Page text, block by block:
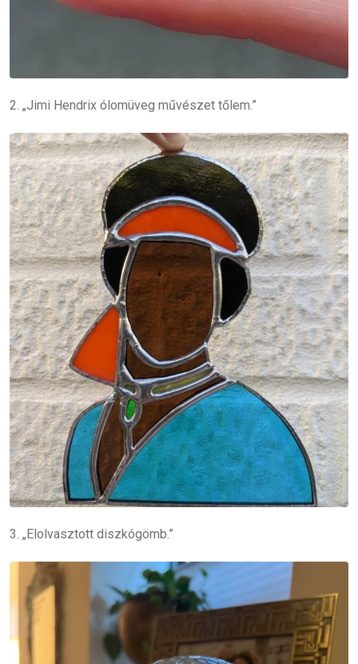
2. „Jimi Hendrix ólomüveg művészet tőlem.”
3. „Elolvasztott diszkógömb.”